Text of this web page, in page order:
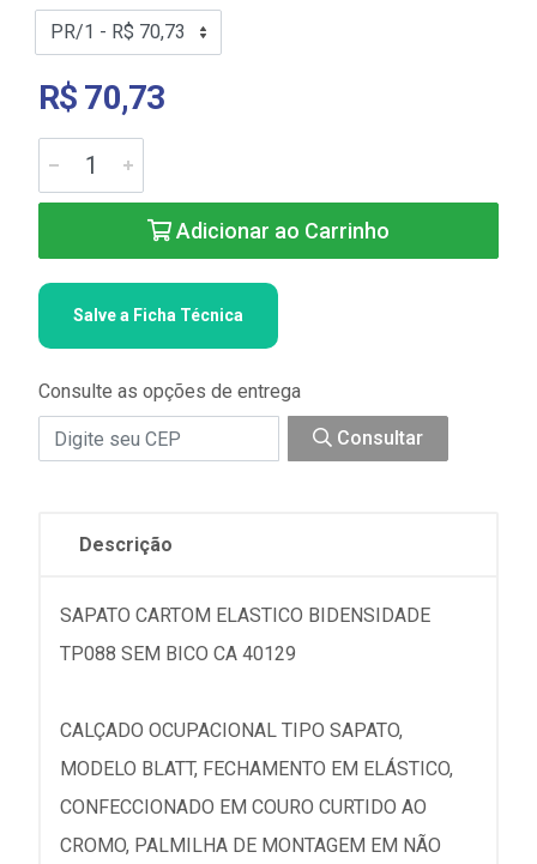
R$ 70,73
Adicionar ao Carrinho
Salve a Ficha Técnica
Consulte as opções de entrega
Consultar
Descrição
SAPATO CARTOM ELASTICO BIDENSIDADE
TP088 SEM BICO CA 40129
CALÇADO OCUPACIONAL TIPO SAPATO,
MODELO BLATT, FECHAMENTO EM ELÁSTICO,
CONFECCIONADO EM COURO CURTIDO AO
CROMO, PALMILHA DE MONTAGEM EM NÃO